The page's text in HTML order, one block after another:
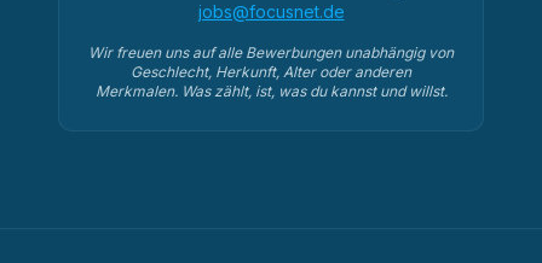
jobs@focusnet.de
Wir freuen uns auf alle Bewerbungen unabhängig von
Geschlecht, Herkunft, Alter oder anderen
Merkmalen. Was zählt, ist, was du kannst und willst.